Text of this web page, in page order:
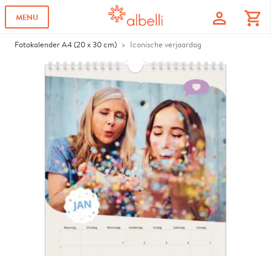
MENU profile shopping_cart
Fotokalender A4 (20 x 30 cm) Iconische verjaardag